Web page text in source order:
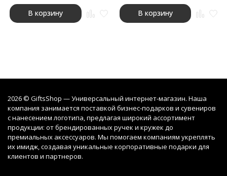
В корзину В корзину
2026 © GiftsShop — Универсальный интернет-магазин. Наша
компания занимается поставкой бизнес-подарков и сувениров
с нанесением логотипа, предлагая широкий ассортимент
продукции: от брендированных ручек и кружек до
премиальных аксессуаров. Мы помогаем компаниям укреплять
их имидж, создавая уникальные корпоративные подарки для
клиентов и партнеров.